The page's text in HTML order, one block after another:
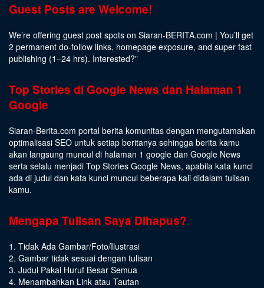
Guest Posts are Welcome!
We’re offering guest post spots on Siaran-BERITA.com | You’ll get
2 permanent do-follow links, homepage exposure, and super fast
publishing (1–24 hrs). Interested?”
Top Stories di Google News dan Halaman 1
Google
Siaran-Berita.com portal berita komunitas dengan mengutamakan
optimalisasi SEO untuk setiap beritanya sehingga berita kamu
akan langsung muncul di halaman 1 google dan Google News
serta selalu menjadi Top Stories Google News, apabila kata kunci
ada di judul dan kata kunci muncul beberapa kali didalam tulisan
kamu.
Mengapa Tulisan Saya Dihapus?
1. Tidak Ada Gambar/Foto/Ilustrasi
2. Gambar tidak sesuai dengan tulisan
3. Judul Pakai Huruf Besar Semua
4. Menambahkan Link atau Tautan